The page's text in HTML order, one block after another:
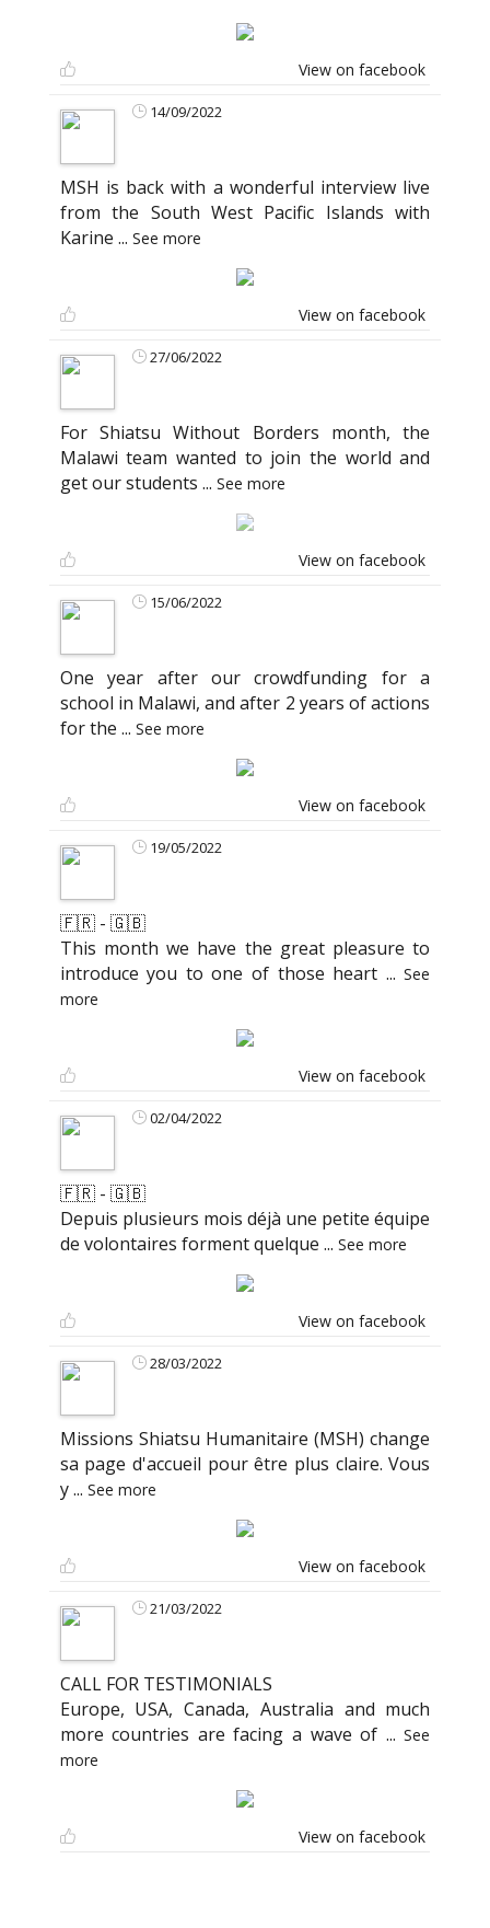
View on facebook
14/09/2022
MSH is back with a wonderful interview live
from the South West Pacific Islands with
Karine ... See more
View on facebook
27/06/2022
For Shiatsu Without Borders month, the
Malawi team wanted to join the world and
get our students ... See more
View on facebook
15/06/2022
One year after our crowdfunding for a
school in Malawi, and after 2 years of actions
for the ... See more
View on facebook
19/05/2022
🇫🇷 - 🇬🇧
This month we have the great pleasure to
introduce you to one of those heart ...See
more
View on facebook
02/04/2022
🇫🇷 - 🇬🇧
Depuis plusieurs mois déjà une petite équipe
de volontaires forment quelque ... See more
View on facebook
28/03/2022
Missions Shiatsu Humanitaire (MSH) change
sa page d'accueil pour être plus claire. Vous
y... See more
View on facebook
21/03/2022
CALL FOR TESTIMONIALS
Europe, USA, Canada, Australia and much
more countries are facing a wave of ...See
more
View on facebook